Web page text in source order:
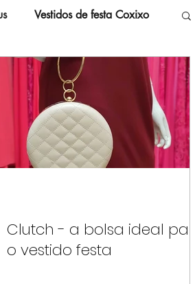
Vestidos de festa Coxixo
Clutch - a bolsa ideal para
o vestido festa